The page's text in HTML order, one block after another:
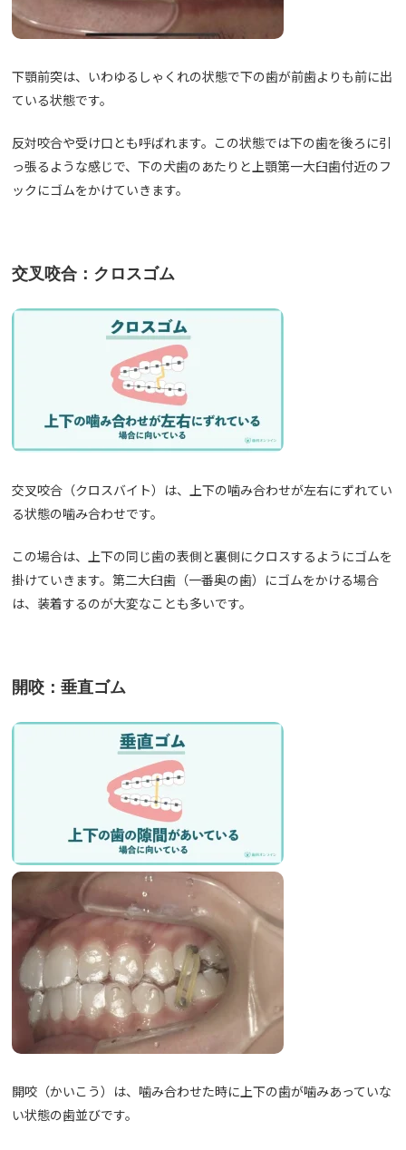
下顎前突は、いわゆるしゃくれの状態で下の歯が前歯よりも前に出
ている状態です。
反対咬合や受け口とも呼ばれます。この状態では下の歯を後ろに引
っ張るような感じで、下の犬歯のあたりと上顎第一大臼歯付近のフ
ックにゴムをかけていきます。
交叉咬合：クロスゴム
交叉咬合（クロスバイト）は、上下の噛み合わせが左右にずれてい
る状態の噛み合わせです。
この場合は、上下の同じ歯の表側と裏側にクロスするようにゴムを
掛けていきます。第二大臼歯（一番奥の歯）にゴムをかける場合
は、装着するのが大変なことも多いです。
開咬：垂直ゴム
開咬（かいこう）は、噛み合わせた時に上下の歯が噛みあっていな
い状態の歯並びです。